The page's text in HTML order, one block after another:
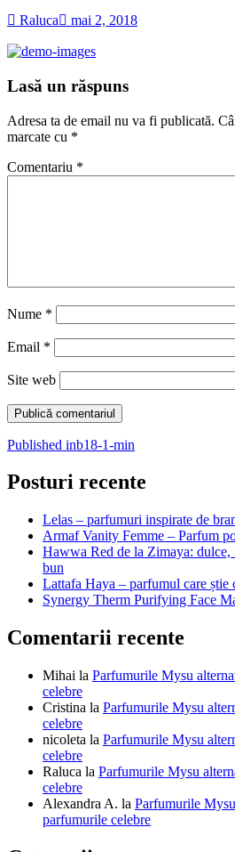
Raluca mai 2, 2018
Lasă un răspuns
Adresa ta de email nu va fi publicată.
marcate cu *
Comentariu *
Nume *
Email *
Site web
Navigare
în
articole
Published inb18-1-min
Posturi recente
Lelas – parfumuri inspirate de
Armaf Vanity Femme – Parfum
Hawwa Red de la Zimaya:
bun
Lattafa Haya – parfumul care știe
Synergy Therm Purifying Face
Comentarii recente
Mihai la Parfumurile Mysu
celebre
Cristina la Parfumurile Mysu
celebre
nicoleta la Parfumurile Mysu
celebre
Raluca la Parfumurile Mysu
celebre
Alexandra A. la Parfumurile
parfumurile celebre